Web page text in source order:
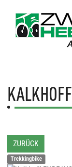
KALKHOFF
ZURÜCK
Trekkingbike